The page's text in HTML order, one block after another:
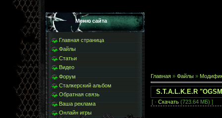
Меню сайта
Главная страница
Файлы
Статьи
Видео
Форум
Сталкерский альбом
Обратная связь
Ваша реклама
Онлайн игры
Главная » Файлы »
S.T.A.L.K.E.R
[ · Скачать (723.64 МБ) ]